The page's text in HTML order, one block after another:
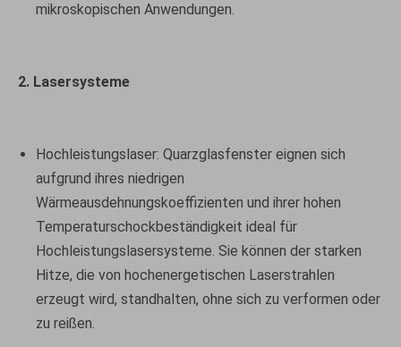
mikroskopischen Anwendungen.
2. Lasersysteme
Hochleistungslaser: Quarzglasfenster eignen sich
aufgrund ihres niedrigen
Wärmeausdehnungskoeffizienten und ihrer hohen
Temperaturschockbeständigkeit ideal für
Hochleistungslasersysteme. Sie können der starken
Hitze, die von hochenergetischen Laserstrahlen
erzeugt wird, standhalten, ohne sich zu verformen oder
zu reißen.